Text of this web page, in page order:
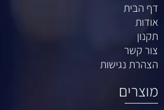
דף הבית
אודות
תקנון
צור קשר
הצהרת נגישות
מוצרים